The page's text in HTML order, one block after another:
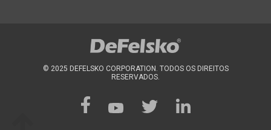
© 2025 DEFELSKO CORPORATION. TODOS OS DIREITOS
RESERVADOS.